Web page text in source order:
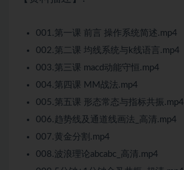
001.第一课 前言 操作系统简述.mp4
002.第二课 均线系统与k线语言.mp4
003.第三课 macd动能守恒.mp4
004.第四课 MM战法.mp4
005.第五课 形态常态与指标共振.mp4
006.趋势线及通道线画法_高清.mp4
007.黄金分割.mp4
008.波浪理论abcabc_高清.mp4